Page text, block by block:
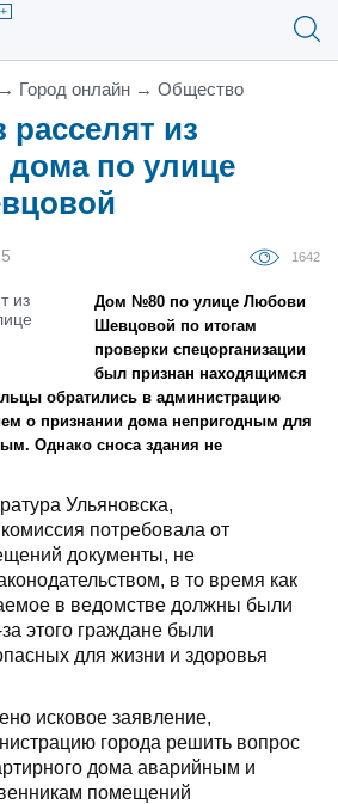
→ Город онлайн → Общество
из
дома по улице
1642
Дом №80 по улице Любови
Шевцовой по итогам
проверки спецорганизации
был признан находящимся
обратились в администрацию
о признании дома непригодным для
Однако сноса здания не
Ульяновска,
потребовала от
документы, не
в то время как
в ведомстве должны были
этого граждане были
для жизни и здоровья
исковое заявление,
города решить вопрос
дома аварийным и
помещений